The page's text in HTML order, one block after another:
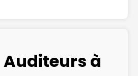
Auditeurs à